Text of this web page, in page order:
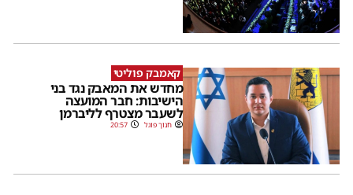
קאמבק פוליטי
מחדש את המאבק נגד בני
הישיבות: חבר המועצה
לשעבר מצטרף לליברמן
חנוך פוגל 20:57